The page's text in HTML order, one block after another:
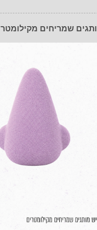
שמריחים מקילומטר